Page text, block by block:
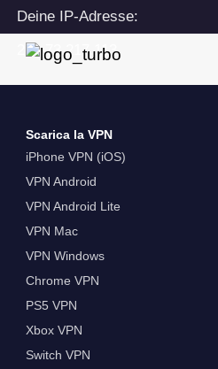
Deine IP-Adresse:
216.73.217.113
Scarica la VPN
iPhone VPN (iOS)
VPN Android
VPN Android Lite
VPN Mac
VPN Windows
Chrome VPN
PS5 VPN
Xbox VPN
Switch VPN